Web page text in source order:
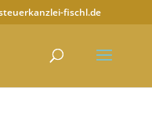
fischl.de